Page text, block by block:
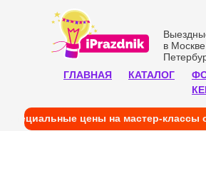
КАТАЛОГ
ГЛАВНАЯ
в
cпециальные цены на мастер-классы